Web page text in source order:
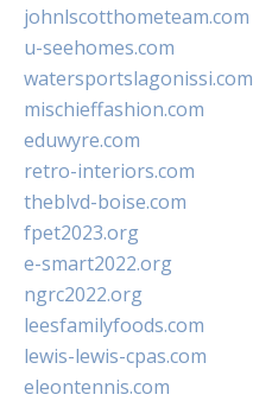
johnlscotthometeam.com
u-seehomes.com
watersportslagonissi.com
mischieffashion.com
eduwyre.com
retro-interiors.com
theblvd-boise.com
fpet2023.org
e-smart2022.org
ngrc2022.org
leesfamilyfoods.com
lewis-lewis-cpas.com
eleontennis.com